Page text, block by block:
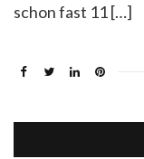
schon fast 11 […]